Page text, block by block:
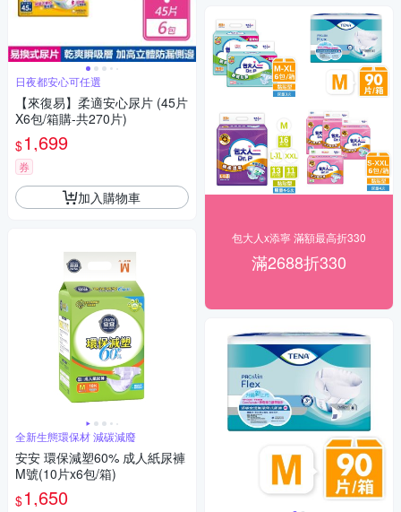
日夜都安心可任選
【來復易】柔適安心尿片 (45片
X6包/箱購-共270片)
$1,699
券
加入購物車
全新生態環保材 減碳減廢
安安 環保減塑60% 成人紙尿褲
M號(10片x6包/箱)
$1,650
包大人x添寧 滿額最高折330
滿2688折330